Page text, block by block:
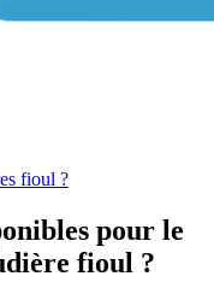
fioul ?
pour le
fioul ?